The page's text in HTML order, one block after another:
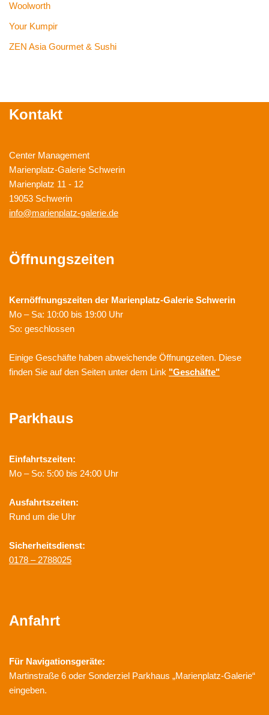
Woolworth
Your Kumpir
ZEN Asia Gourmet & Sushi
Kontakt
Center Management
Marienplatz-Galerie Schwerin
Marienplatz 11 - 12
19053 Schwerin
info@marienplatz-galerie.de
Öffnungszeiten
Kernöffnungszeiten der Marienplatz-Galerie Schwerin
Mo – Sa: 10:00 bis 19:00 Uhr
So: geschlossen
Einige Geschäfte haben abweichende Öffnungzeiten. Diese
finden Sie auf den Seiten unter dem Link "Geschäfte"
Parkhaus
Einfahrtszeiten:
Mo – So: 5:00 bis 24:00 Uhr
Ausfahrtszeiten:
Rund um die Uhr
Sicherheitsdienst:
0178 – 2788025
Anfahrt
Für Navigationsgeräte:
Martinstraße 6 oder Sonderziel Parkhaus „Marienplatz-Galerie“
eingeben.